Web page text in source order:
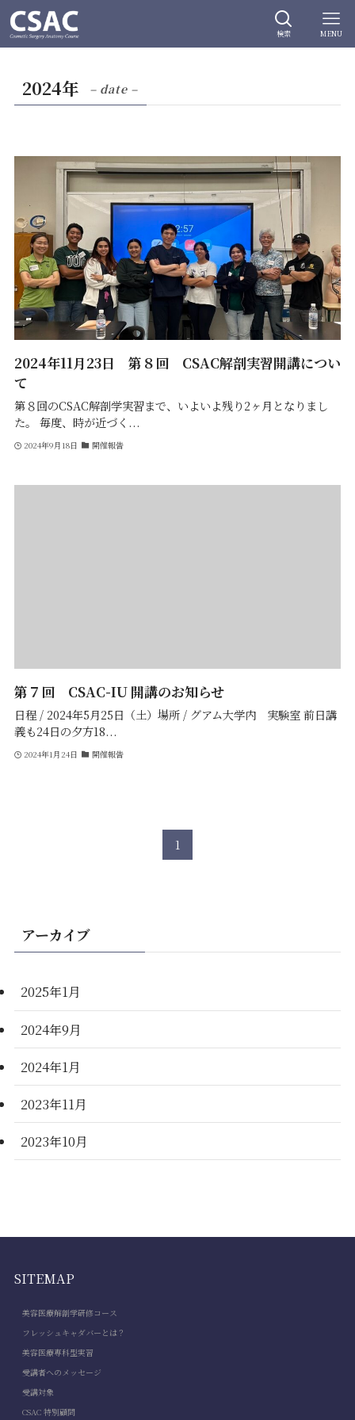
検索 MENU
2024年 – date –
2024年11月23日 第８回 CSAC解剖実習開講につい
て
第８回のCSAC解剖学実習まで、いよいよ残り2ヶ月となりまし
た。 毎度、時が近づく...
2024年9月18日 開催報告
第７回 CSAC-IU 開講のお知らせ
日程 / 2024年5月25日（土）場所 / グアム大学内 実験室 前日講
義も24日の夕方18...
2024年1月24日 開催報告
1
アーカイブ
2025年1月
2024年9月
2024年1月
2023年11月
2023年10月
SITEMAP
美容医療解剖学研修コース
フレッシュキャダバーとは？
美容医療専科型実習
受講者へのメッセージ
受講対象
CSAC 特別顧問